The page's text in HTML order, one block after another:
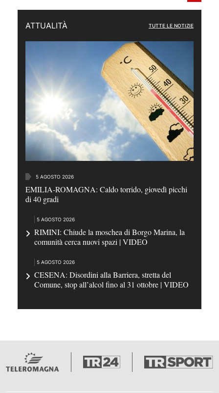
ATTUALITÀ TUTTE LE NOTIZIE
5 AGOSTO 2026
EMILIA-ROMAGNA: Caldo torrido, giovedì picchi
di 40 gradi
5 AGOSTO 2026
RIMINI: Chiude la moschea di Borgo Marina, la
comunità cerca nuovi spazi | VIDEO
5 AGOSTO 2026
CESENA: Disordini alla Barriera, stretta del
Comune, stop all’alcol fino al 31 ottobre | VIDEO